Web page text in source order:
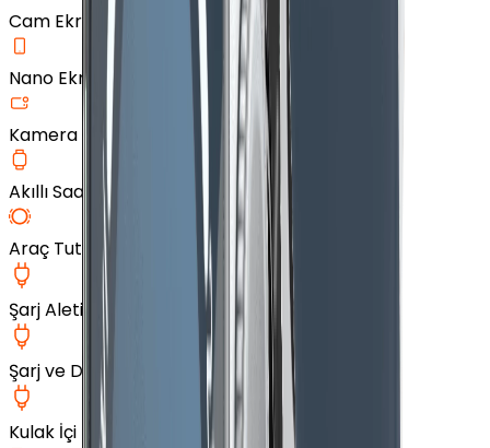
Cam Ekran Koruyucu
Nano Ekran Koruyucu
Kamera Cam Koruyucu
Akıllı Saat Aksesuarları
Araç Tutucu
Şarj Aleti
Şarj ve Data Kablosu
Kulak İçi Kulaklık